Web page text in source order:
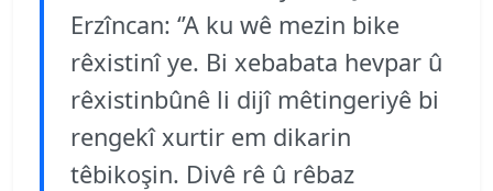
Erzîncan: ‘’A ku wê mezin bike
rêxistinî ye. Bi xebabata hevpar û
rêxistinbûnê li dijî mêtingeriyê bi
rengekî xurtir em dikarin
têbikoşin. Divê rê û rêbaz